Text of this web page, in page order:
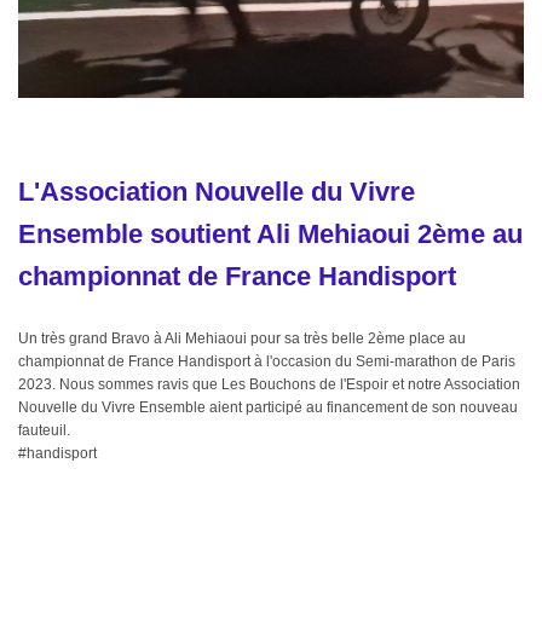
L'Association Nouvelle du Vivre
Ensemble soutient Ali Mehiaoui 2ème au
championnat de France Handisport
Un très grand Bravo à Ali Mehiaoui pour sa très belle 2ème place au
championnat de France Handisport à l'occasion du Semi-marathon de Paris
2023. Nous sommes ravis que Les Bouchons de l'Espoir et notre Association
Nouvelle du Vivre Ensemble aient participé au financement de son nouveau
fauteuil.
#handisport